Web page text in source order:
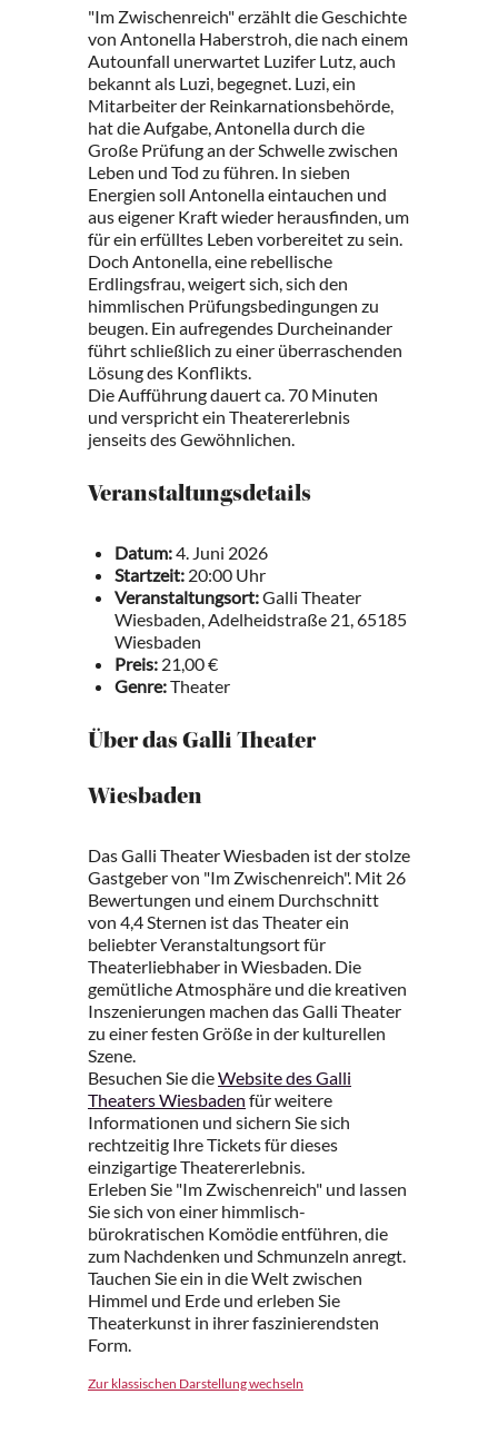
"Im Zwischenreich" erzählt die Geschichte
von Antonella Haberstroh, die nach einem
Autounfall unerwartet Luzifer Lutz, auch
bekannt als Luzi, begegnet. Luzi, ein
Mitarbeiter der Reinkarnationsbehörde,
hat die Aufgabe, Antonella durch die
Große Prüfung an der Schwelle zwischen
Leben und Tod zu führen. In sieben
Energien soll Antonella eintauchen und
aus eigener Kraft wieder herausfinden, um
für ein erfülltes Leben vorbereitet zu sein.
Doch Antonella, eine rebellische
Erdlingsfrau, weigert sich, sich den
himmlischen Prüfungsbedingungen zu
beugen. Ein aufregendes Durcheinander
führt schließlich zu einer überraschenden
Lösung des Konflikts.
Die Aufführung dauert ca. 70 Minuten
und verspricht ein Theatererlebnis
jenseits des Gewöhnlichen.
Veranstaltungsdetails
Datum:4. Juni 2026
Startzeit: 20:00 Uhr
Veranstaltungsort:Galli Theater
Wiesbaden, Adelheidstraße 21, 65185
Wiesbaden
Preis: 21,00 €
Genre:Theater
Über das Galli Theater
Wiesbaden
Das Galli Theater Wiesbaden ist der stolze
Gastgeber von "Im Zwischenreich". Mit 26
Bewertungen und einem Durchschnitt
von 4,4 Sternen ist das Theater ein
beliebter Veranstaltungsort für
Theaterliebhaber in Wiesbaden. Die
gemütliche Atmosphäre und die kreativen
Inszenierungen machen das Galli Theater
zu einer festen Größe in der kulturellen
Szene.
Besuchen Sie dieWebsite des Galli
Theaters Wiesbaden für weitere
Informationen und sichern Sie sich
rechtzeitig Ihre Tickets für dieses
einzigartige Theatererlebnis.
Erleben Sie "Im Zwischenreich" und lassen
Sie sich von einer himmlisch-
bürokratischen Komödie entführen, die
zum Nachdenken und Schmunzeln anregt.
Tauchen Sie ein in die Welt zwischen
Himmel und Erde und erleben Sie
Theaterkunst in ihrer faszinierendsten
Form.
Zur klassischen Darstellung wechseln